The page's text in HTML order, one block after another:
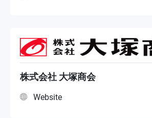
株式会社 大塚商会
Website